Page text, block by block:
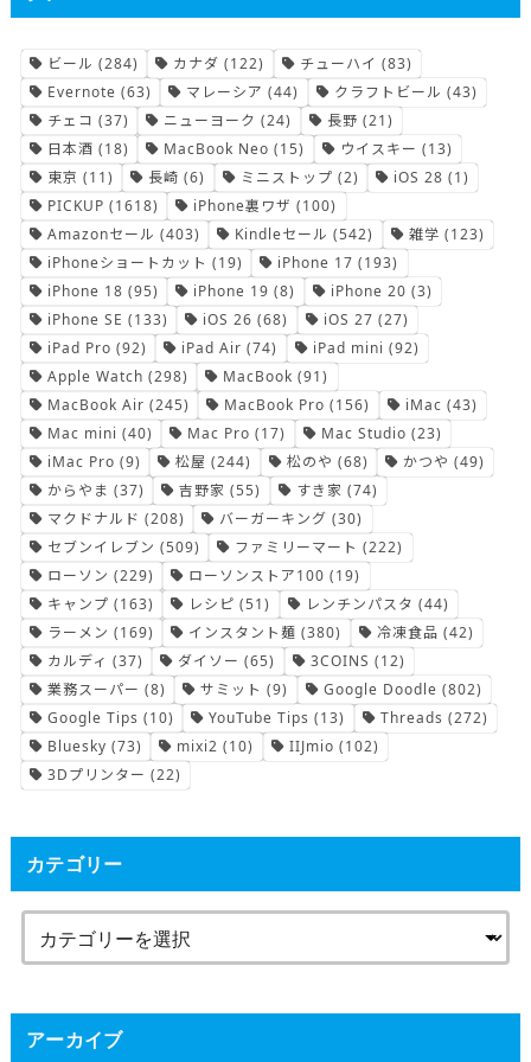
ビール (284) カナダ (122) チューハイ (83)
Evernote (63) マレーシア (44) クラフトビール (43)
チェコ (37) ニューヨーク (24) 長野 (21)
日本酒 (18) MacBook Neo (15) ウイスキー (13)
東京 (11) 長崎 (6) ミニストップ (2) iOS 28 (1)
PICKUP (1618) iPhone裏ワザ (100)
Amazonセール (403) Kindleセール (542) 雑学 (123)
iPhoneショートカット (19) iPhone 17 (193)
iPhone 18 (95) iPhone 19 (8) iPhone 20 (3)
iPhone SE (133) iOS 26 (68) iOS 27 (27)
iPad Pro (92) iPad Air (74) iPad mini (92)
Apple Watch (298) MacBook (91)
MacBook Air (245) MacBook Pro (156) iMac (43)
Mac mini (40) Mac Pro (17) Mac Studio (23)
iMac Pro (9) 松屋 (244) 松のや (68) かつや (49)
からやま (37) 吉野家 (55) すき家 (74)
マクドナルド (208) バーガーキング (30)
セブンイレブン (509) ファミリーマート (222)
ローソン (229) ローソンストア100 (19)
キャンプ (163) レシピ (51) レンチンパスタ (44)
ラーメン (169) インスタント麺 (380) 冷凍食品 (42)
カルディ (37) ダイソー (65) 3COINS (12)
業務スーパー (8) サミット (9) Google Doodle (802)
Google Tips (10) YouTube Tips (13) Threads (272)
Bluesky (73) mixi2 (10) IIJmio (102)
3Dプリンター (22)
カテゴリー
アーカイブ